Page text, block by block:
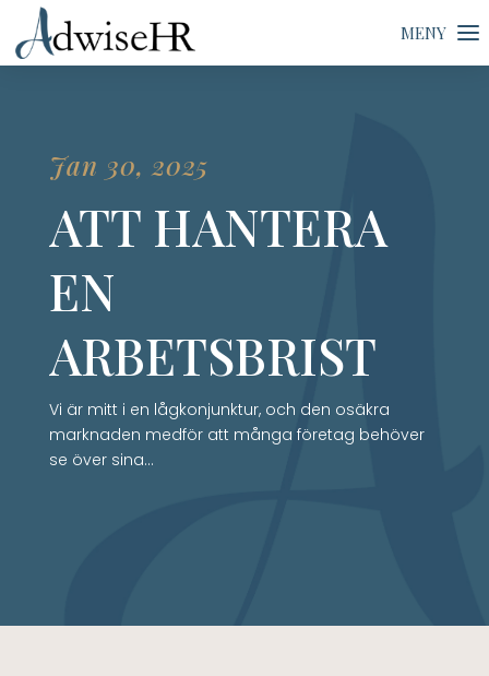
Jan 30, 2025
ATT HANTERA
EN
ARBETSBRIST
Vi är mitt i en lågkonjunktur, och den osäkra
marknaden medför att många företag behöver
se över sina…